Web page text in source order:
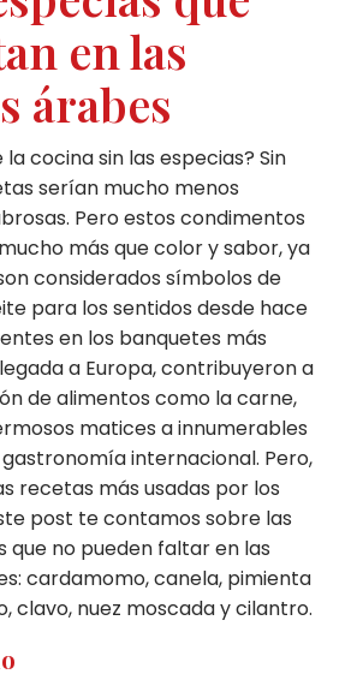
en las
árabes
cocina sin las especias? Sin
serían mucho menos
Pero estos condimentos
más que color y sabor, ya
considerados símbolos de
para los sentidos desde hace
en los banquetes más
a Europa, contribuyeron a
de alimentos como la carne,
matices a innumerables
internacional. Pero,
recetas más usadas por los
post te contamos sobre las
que no pueden faltar en las
cardamomo, canela, pimienta
clavo, nuez moscada y cilantro.